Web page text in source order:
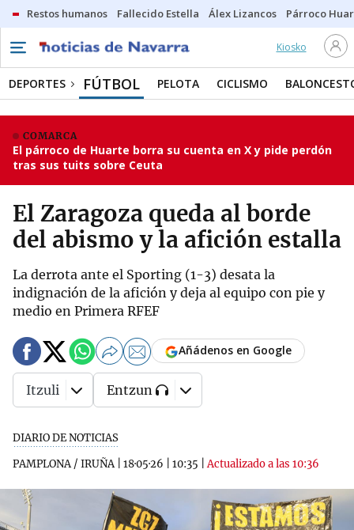
Restos humanos Fallecido Estella Álex Lizancos Párroco
Kiosko
DEPORTES FÚTBOL PELOTA CICLISMO
COMARCA
El párroco de Huarte borra su cuenta en X y pide perdón
tras sus tuits sobre Ceuta
El Zaragoza queda al borde
del abismo y la afición estalla
La derrota ante el Sporting (1-3) desata la
indignación de la afición y deja al equipo con pie y
medio en Primera RFEF
DIARIO DE NOTICIAS
PAMPLONA / IRUÑA| 18·05·26 10:35 |Actualizado a las 10:36
Añádenos en Google
Itzuli Entzun